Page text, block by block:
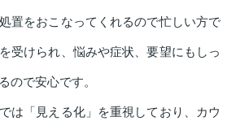
置をおこなってくれるので忙しい方で
受けられ、悩みや症状、要望にもしっ
ので安心です。
は「見える化」を重視しており、カウ